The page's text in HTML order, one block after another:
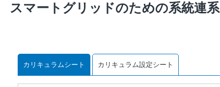
スマートグリッドのための系統連
カリキュラムシート カリキュラム設定シート